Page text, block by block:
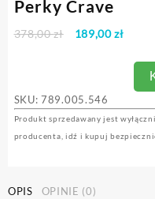
Perky Crave
378,00zł
Pierwotna
189,00zł
SKU: 789.005.546
Produkt sprzedawany jest
producenta, idź i kupuj
OPIS OPINIE (0)